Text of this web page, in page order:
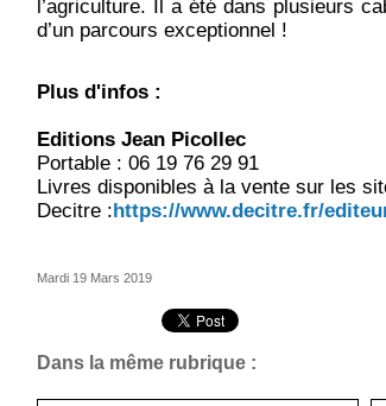
l’agriculture. Il a été dans plusieurs
d’un parcours exceptionnel !
Plus d'infos :
Editions Jean Picollec
Portable : 06 19 76 29 91
Livres disponibles à la vente sur les
Decitre :https://www.decitre.fr/
Mardi 19 Mars 2019
Dans la même rubrique :